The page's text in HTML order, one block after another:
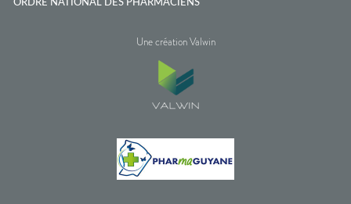
ORDRE NATIONAL DES PHARMACIENS
Une création Valwin